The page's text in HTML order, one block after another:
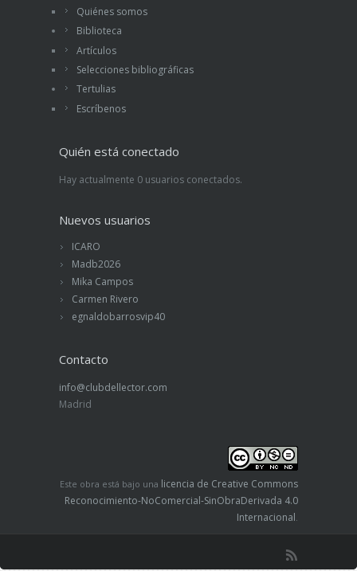
Quiénes somos
Biblioteca
Artículos
Selecciones bibliográficas
Tertulias
Escríbenos
Quién está conectado
Hay actualmente 0 usuarios conectados.
Nuevos usuarios
ICARO
Madb2026
Mika Campos
Carmen Rivero
egnaldobarrosvip40
Contacto
info@clubdellector.com
Madrid
Este obra está bajo una licencia de Creative Commons
Reconocimiento-NoComercial-SinObraDerivada 4.0
Internacional